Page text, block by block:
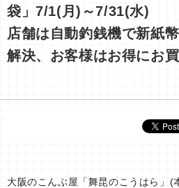
袋」7/1(月)～7/31(水)
店舗は自動釣銭機で新紙
解決、お客様はお得にお
大阪のこんぶ屋「舞昆のこうはら」(